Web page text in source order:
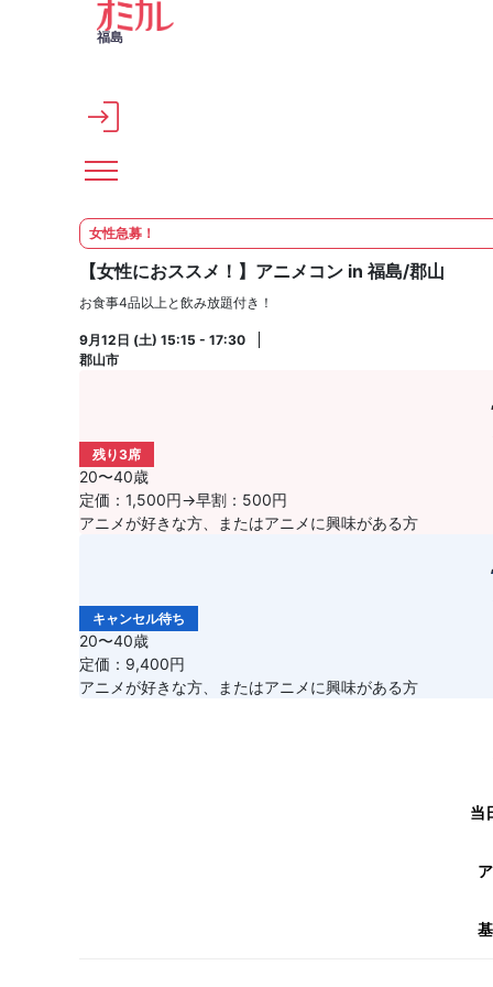
メインコンテンツへスキップ
福島
女性急募！
【女性におススメ！】アニメコン in 福島/郡山
お食事4品以上と飲み放題付き！
9月12日 (土) 15:15 - 17:30
郡山市
残り3席
20〜40歳
定価：1,500円→早割：500円
アニメが好きな方、またはアニメに興味がある方
キャンセル待ち
20〜40歳
定価：9,400円
アニメが好きな方、またはアニメに興味がある方
当